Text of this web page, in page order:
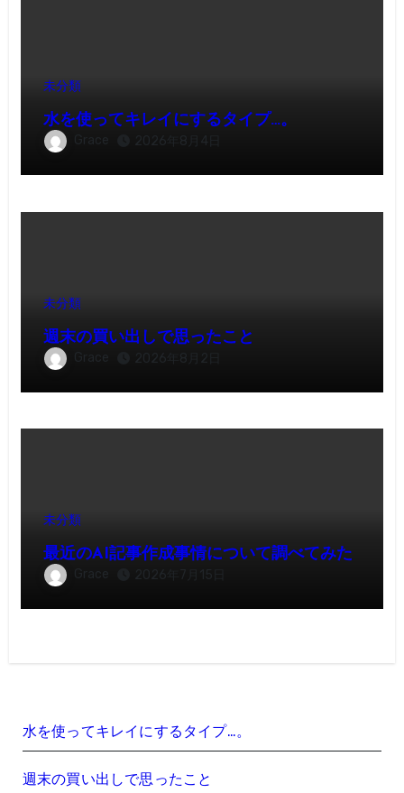
未分類
水を使ってキレイにするタイプ…。
Grace 2026年8月4日
未分類
週末の買い出しで思ったこと
Grace 2026年8月2日
未分類
最近のAI記事作成事情について調べてみた
Grace 2026年7月15日
水を使ってキレイにするタイプ…。
週末の買い出しで思ったこと